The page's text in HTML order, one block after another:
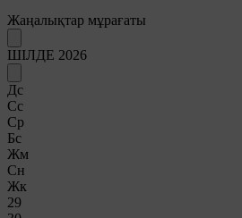
Жаңалықтар мұрағаты
ШІЛДЕ 2026
Дс
Сс
Ср
Бс
Жм
Сн
Жк
29